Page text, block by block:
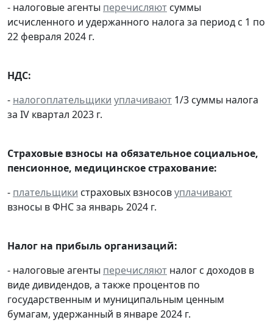
- налоговые агенты перечисляют суммы
исчисленного и удержанного налога за период с 1 по
22 февраля 2024 г.
НДС:
- налогоплательщики уплачивают 1/3 суммы налога
за IV квартал 2023 г.
Страховые взносы на обязательное социальное,
пенсионное, медицинское страхование:
- плательщики страховых взносовуплачивают
взносы в ФНС за январь 2024 г.
Налог на прибыль организаций:
- налоговые агенты перечисляют налог с доходов в
виде дивидендов, а также процентов по
государственным и муниципальным ценным
бумагам, удержанный в январе 2024 г.